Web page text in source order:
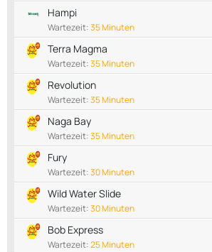
Hampi
Wartezeit:35 Minuten
Terra Magma
Wartezeit:35 Minuten
Revolution
Wartezeit:35 Minuten
Naga Bay
Wartezeit:35 Minuten
Fury
Wartezeit:30 Minuten
Wild Water Slide
Wartezeit:30 Minuten
Bob Express
Wartezeit:25 Minuten